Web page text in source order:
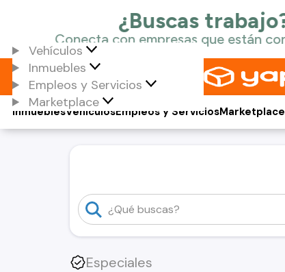
Vehículos
Inmuebles
Empleos y Servicios
Marketplace
Vehículos
Inmuebles Empleos y ServiciosMarketplace
Especiales